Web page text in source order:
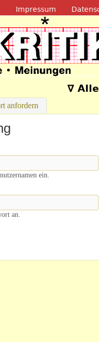
Impressum
∇
anfordern
ein.
an.